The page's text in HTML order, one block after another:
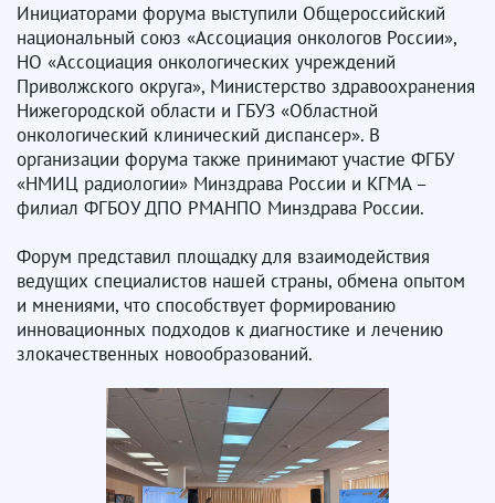
Инициаторами форума выступили Общероссийский
национальный союз «Ассоциация онкологов России»,
НО «Ассоциация онкологических учреждений
Приволжского округа», Министерство здравоохранения
Нижегородской области и ГБУЗ «Областной
онкологический клинический диспансер». В
организации форума также принимают участие ФГБУ
«НМИЦ радиологии» Минздрава России и КГМА –
филиал ФГБОУ ДПО РМАНПО Минздрава России.
Форум представил площадку для взаимодействия
ведущих специалистов нашей страны, обмена опытом
и мнениями, что способствует формированию
инновационных подходов к диагностике и лечению
злокачественных новообразований.